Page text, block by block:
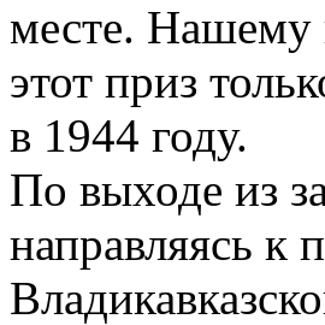
месте. Нашему
этот приз
в 1944 году.
По выходе из
направляясь к